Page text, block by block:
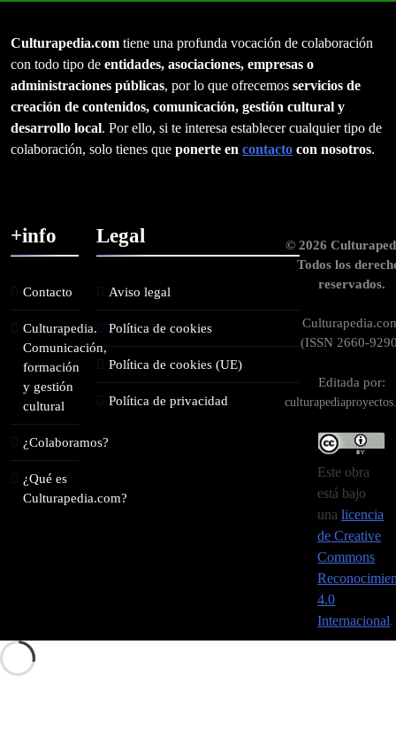
Culturapedia.com tiene una profunda vocación de colaboración
con todo tipo de entidades, asociaciones, empresas o
administraciones públicas, por lo que ofrecemos servicios de
creación de contenidos, comunicación, gestión cultural y
desarrollo local. Por ello, si te interesa establecer cualquier tipo de
colaboración, solo tienes que ponerte en contacto con nosotros.
+info
Contacto
Culturapedia.
Comunicación,
formación
y gestión
cultural
¿Colaboramos?
¿Qué es
Culturapedia.com?
Legal
Aviso legal
Política de cookies
Política de cookies (UE)
Política de privacidad
© 2026
Todos los
reservados.
(ISSN 2660-
Editada por:
Este obra
está bajo
unalicencia
de Creative
Commons
4.0
Internacional.